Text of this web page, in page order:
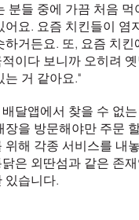
분들 중에 가끔 처음
어요. 요즘 치킨들이 염
하거든요. 또, 요즘 치
이다 보니까 오히려
는 거 같아요."
달앱에서 찾을 수 없
장을 방문해야만 주문
위해 각종 서비스를 내
은 외딴섬과 같은 존
있습니다.